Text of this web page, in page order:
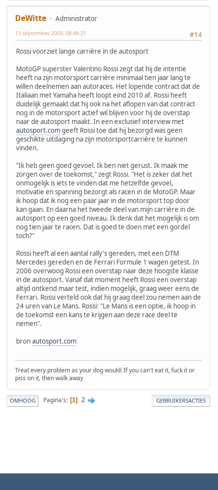
DeWitte
Administrator
#14
13 september, 2009, 08:48:21
Rossi voorziet lange carrière in de autosport
MotoGP superster Valentino Rossi zegt dat hij de intentie
heeft na zijn motorsport carrière minimaal tien jaar lang te
willen deelnemen aan autoraces. Het lopende contract dat de
Italiaan met Yamaha heeft loopt eind 2010 af. Rossi heeft
duidelijk gemaakt dat hij ook na het aflopen van dat contract
nog in de motorsport actief wil blijven voor hij de overstap
naar de autosport maakt. In een exclusief interview met
autosport.comgeeft Rossi toe dat hij bezorgd was geen
geschikte uitdaging na zijn motorsportcarrière te kunnen
vinden.
"Ik heb geen goed gevoel. Ik ben niet gerust. Ik maak me
zorgen over de toekomst," zegt Rossi. "Het is zeker dat het
onmogelijk is iets te vinden dat me hetzelfde gevoel,
motivatie en spanning bezorgt als racen in de MotoGP. Maar
ik hoop dat ik nog een paar jaar in de motorsport top door
kan gaan. En daarna het tweede deel van mijn carrière in de
autosport op een goed niveau. Ik denk dat het mogelijk is om
nog tien jaar te racen. Dat is goed te doen met een gordel
toch?"
Rossi heeft al een aantal rally's gereden, met een DTM
Mercedes gereden en de Ferrari Formule 1 wagen getest. In
2006 overwoog Rossi een overstap naar deze hoogste klasse
in de autosport. Vanaf dat moment heeft Rossi een overstap
altijd ontkend maar test, indien mogelijk, graag weer eens de
Ferrari. Rossi verteld ook dat hij graag deel zou nemen aan de
24 uren van Le Mans. Rossi: "Le Mans is een optie, ik hoop in
de toekomst een kans te krijgen aan deze race deel te
nemen".
bronautosport.com
Treat every problem as your dog would: If you can't eat it, fuck it or
piss on it, then walk away
OMHOOG Pagina's 1 2 GEBRUIKERSACTIES